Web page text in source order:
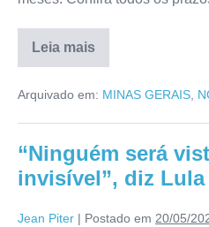
Leia mais
Arquivado em: MINAS GERAIS
“Ninguém será
invisível”, diz
Jean Piter | Postado em 20/05/